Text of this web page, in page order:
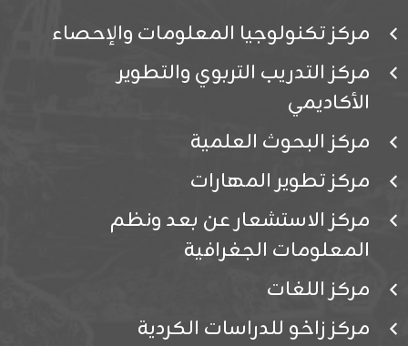
مركز تكنولوجيا المعلومات والإحصاء
مركز التدريب التربوي والتطوير
الأكاديمي
مركز البحوث العلمية
مركز تطوير المهارات
مركز الاستشعار عن بعد ونظم
المعلومات الجغرافية
مركز اللغات
مركز زاخو للدراسات الكردية